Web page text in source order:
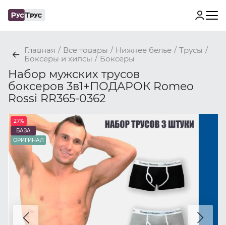
Главная / Все товары / Нижнее белье / Трусы /
Боксеры и хипсы / Боксеры
Набор мужских трусов
боксеров 3в1+ПОДАРОК Romeo
Rossi RR365-0362
27%
БАЗА
ОРИГИНАЛ